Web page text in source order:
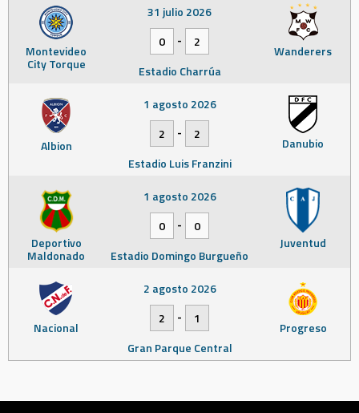
Montevideo
City Torque
Wanderers
31 julio 2026
0
-
2
Estadio Charrúa
Albion Danubio
1 agosto 2026
2
-
2
Estadio Luis Franzini
Deportivo
Maldonado
Juventud
1 agosto 2026
0
-
0
Estadio Domingo Burgueño
Nacional Progreso
2 agosto 2026
2
-
1
Gran Parque Central